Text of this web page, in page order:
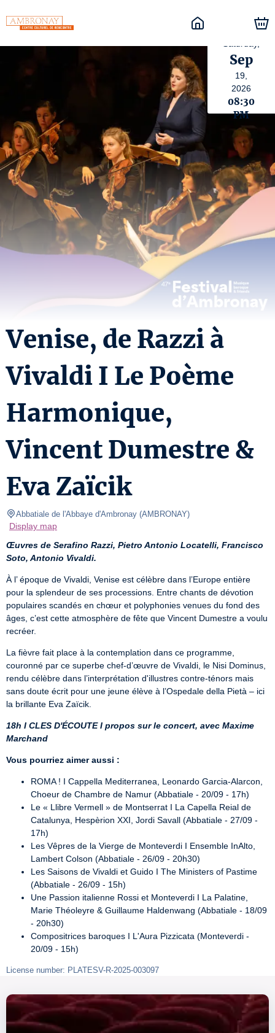
Sep
19,
2026
08:30
PM
Venise, de Razzi à
Vivaldi I Le Poème
Harmonique,
Vincent Dumestre &
Eva Zaïcik
Abbatiale de l'Abbaye d'Ambronay (AMBRONAY)
Display map
Œuvres de Serafino Razzi, Pietro Antonio Locatelli, Francisco
Soto, Antonio Vivaldi.
À l’ époque de Vivaldi, Venise est célèbre dans l’Europe entière
pour la splendeur de ses processions. Entre chants de dévotion
populaires scandés en chœur et polyphonies venues du fond des
âges, c’est cette atmosphère de fête que Vincent Dumestre a voulu
recréer.
La fièvre fait place à la contemplation dans ce programme,
couronné par ce superbe chef-d’œuvre de Vivaldi, le Nisi Dominus,
rendu célèbre dans l’interprétation d'illustres contre-ténors mais
sans doute écrit pour une jeune élève à l’Ospedale della Pietà – ici
la brillante Eva Zaïcik.
18h I CLES D'ÉCOUTE I propos sur le concert, avec Maxime
Marchand
Vous pourriez aimer aussi :
ROMA ! I Cappella Mediterranea, Leonardo Garcia-Alarcon,
Choeur de Chambre de Namur (Abbatiale - 20/09 - 17h)
Le « Llibre Vermell » de Montserrat I La Capella Reial de
Catalunya, Hespèrion XXI, Jordi Savall (Abbatiale - 27/09 -
17h)
Les Vêpres de la Vierge de Monteverdi I Ensemble InAlto,
Lambert Colson (Abbatiale - 26/09 - 20h30)
Les Saisons de Vivaldi et Guido I The Ministers of Pastime
(Abbatiale - 26/09 - 15h)
Une Passion italienne Rossi et Monteverdi I La Palatine,
Marie Théoleyre & Guillaume Haldenwang (Abbatiale - 18/09
- 20h30)
Compositrices baroques I L'Aura Pizzicata (Monteverdi -
20/09 - 15h)
License number: PLATESV-R-2025-003097